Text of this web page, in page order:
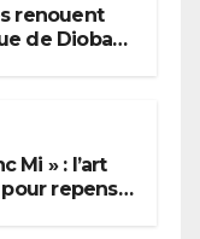
renouent
de Diobaye
Mi » : l’art
repenser